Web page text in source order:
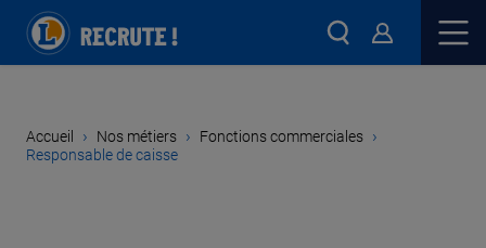
Accueil › Nos métiers › Fonctions commerciales ›
Responsable de caisse